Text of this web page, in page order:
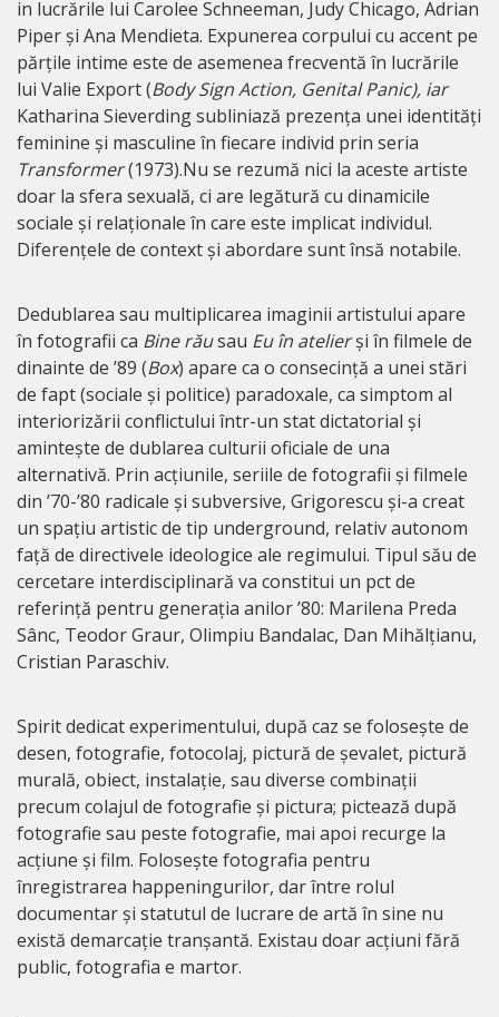
in lucrările lui Carolee Schneeman, Judy Chicago, Adrian
Piper și Ana Mendieta. Expunerea corpului cu accent pe
părțile intime este de asemenea frecventă în lucrările
lui Valie Export (Body Sign Action, Genital Panic), iar
Katharina Sieverding subliniază prezența unei identități
feminine și masculine în fiecare individ prin seria
Transformer(1973).Nu se rezumă nici la aceste artiste
doar la sfera sexuală, ci are legătură cu dinamicile
sociale și relaționale în care este implicat individul.
Diferențele de context și abordare sunt însă notabile.
Dedublarea sau multiplicarea imaginii artistului apare
în fotografii ca Bine răusau Eu în atelierși în filmele de
dinainte de ’89 (Box) apare ca o consecință a unei stări
de fapt (sociale și politice) paradoxale, ca simptom al
interiorizării conflictului într-un stat dictatorial și
amintește de dublarea culturii oficiale de una
alternativă. Prin acțiunile, seriile de fotografii și filmele
din ’70-’80 radicale și subversive, Grigorescu și-a creat
un spațiu artistic de tip underground, relativ autonom
față de directivele ideologice ale regimului. Tipul său de
cercetare interdisciplinară va constitui un pct de
referință pentru generația anilor ’80: Marilena Preda
Sânc, Teodor Graur, Olimpiu Bandalac, Dan Mihălțianu,
Cristian Paraschiv.
Spirit dedicat experimentului, după caz se folosește de
desen, fotografie, fotocolaj, pictură de șevalet, pictură
murală, obiect, instalație, sau diverse combinații
precum colajul de fotografie și pictura; pictează după
fotografie sau peste fotografie, mai apoi recurge la
acțiune și film. Folosește fotografia pentru
înregistrarea happeningurilor, dar între rolul
documentar și statutul de lucrare de artă în sine nu
există demarcație tranșantă. Existau doar acțiuni fără
public, fotografia e martor.